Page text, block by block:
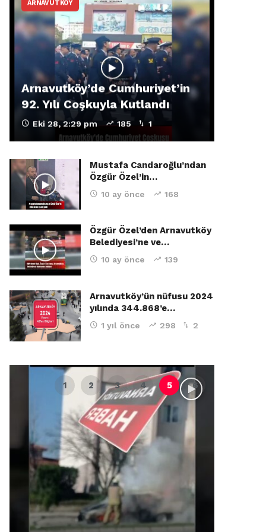
ARNAVUTKÖY
Arnavutköy’de Cumhuriyet’in
92. Yılı Coşkuyla Kutlandı
Eki 28, 2:29 pm 185 1
Mustafa Candaroğlu’ndan
Özgür Özel’in…
10 ay önce 168
Özgür Özel’den Arnavutköy
Belediyesi’ne ve…
10 ay önce 139
Arnavutköy’ün nüfusu 2024
yılında 344.868’e…
1 yıl önce 298 2